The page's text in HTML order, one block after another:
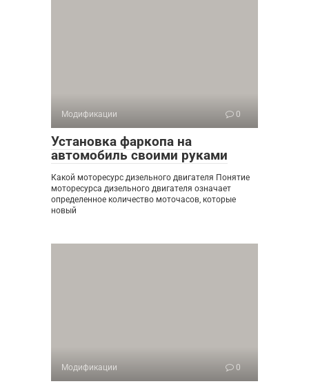
Модификации 0
Установка фаркопа на
автомобиль своими руками
Какой моторесурс дизельного двигателя Понятие
моторесурса дизельного двигателя означает
определенное количество моточасов, которые
новый
Модификации 0